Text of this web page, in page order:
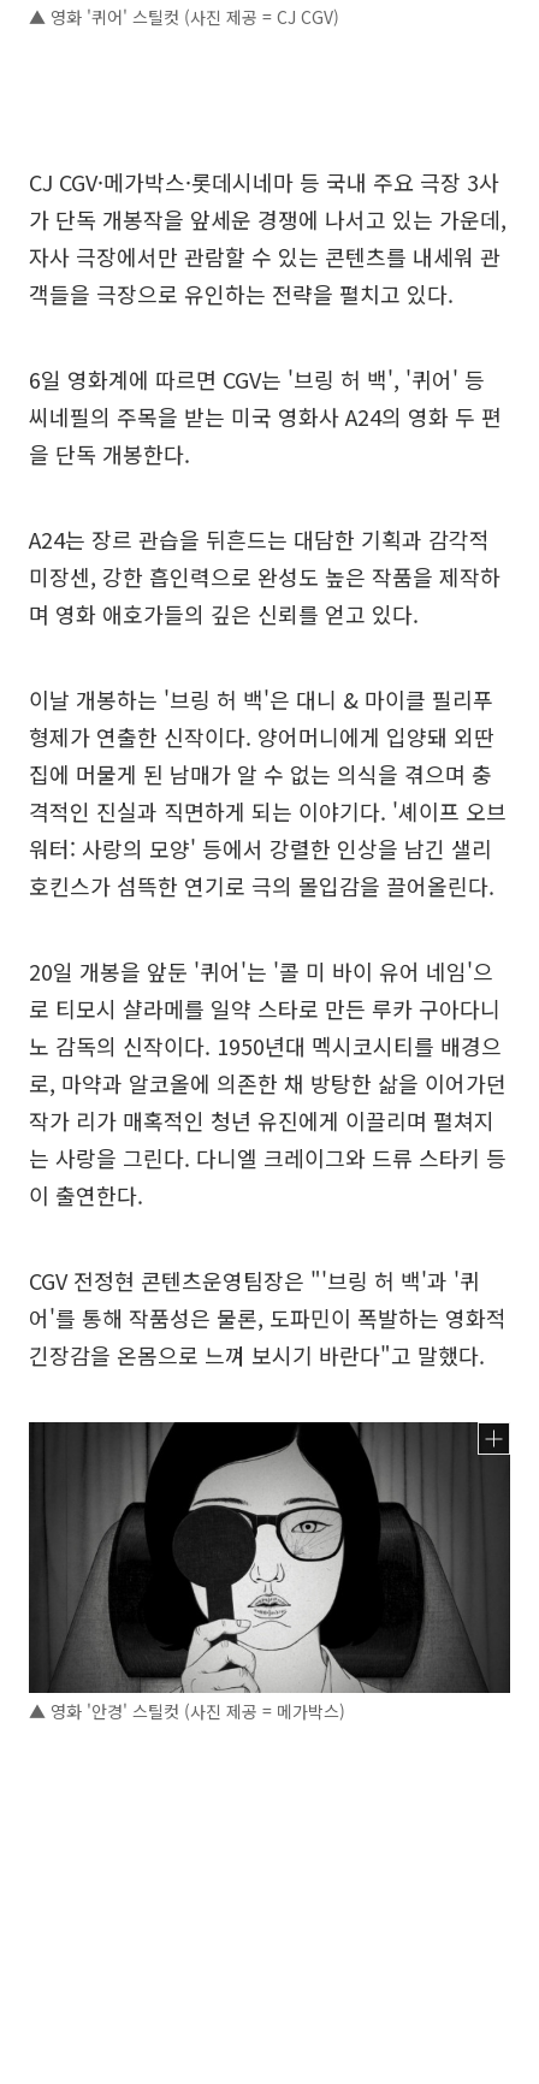
▲ 영화 '퀴어' 스틸컷 (사진 제공 = CJ CGV)
CJ CGV·메가박스·롯데시네마 등 국내 주요 극장 3사
가 단독 개봉작을 앞세운 경쟁에 나서고 있는 가운데,
자사 극장에서만 관람할 수 있는 콘텐츠를 내세워 관
객들을 극장으로 유인하는 전략을 펼치고 있다.
6일 영화계에 따르면 CGV는 '브링 허 백', '퀴어' 등
씨네필의 주목을 받는 미국 영화사 A24의 영화 두 편
을 단독 개봉한다.
A24는 장르 관습을 뒤흔드는 대담한 기획과 감각적
미장센, 강한 흡인력으로 완성도 높은 작품을 제작하
며 영화 애호가들의 깊은 신뢰를 얻고 있다.
이날 개봉하는 '브링 허 백'은 대니 & 마이클 필리푸
형제가 연출한 신작이다. 양어머니에게 입양돼 외딴
집에 머물게 된 남매가 알 수 없는 의식을 겪으며 충
격적인 진실과 직면하게 되는 이야기다. '셰이프 오브
워터: 사랑의 모양' 등에서 강렬한 인상을 남긴 샐리
호킨스가 섬뜩한 연기로 극의 몰입감을 끌어올린다.
20일 개봉을 앞둔 '퀴어'는 '콜 미 바이 유어 네임'으
로 티모시 샬라메를 일약 스타로 만든 루카 구아다니
노 감독의 신작이다. 1950년대 멕시코시티를 배경으
로, 마약과 알코올에 의존한 채 방탕한 삶을 이어가던
작가 리가 매혹적인 청년 유진에게 이끌리며 펼쳐지
는 사랑을 그린다. 다니엘 크레이그와 드류 스타키 등
이 출연한다.
CGV 전정현 콘텐츠운영팀장은 "'브링 허 백'과 '퀴
어'를 통해 작품성은 물론, 도파민이 폭발하는 영화적
긴장감을 온몸으로 느껴 보시기 바란다"고 말했다.
▲ 영화 '안경' 스틸컷 (사진 제공 = 메가박스)